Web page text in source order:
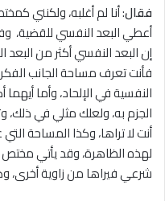
فقال: أنا لم أغلبه، ولكنني
أعطي البعد النفسي للقضية،
إن البعد النفسي أكثر من
فأنت تعرف مساحة الجانب
النفسية في الإلحاد، وأما
الجزم به، ولعلك مثلي في
أنت ﻻ تراها، وكذا المساحة التي
لهذه الظاهرة، وقد يأتي
شرعي فيراها من زاوية أخرى،